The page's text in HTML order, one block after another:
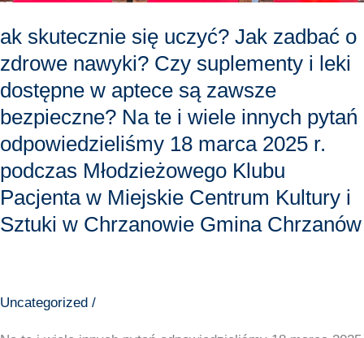
ak skutecznie się uczyć? Jak zadbać o
zdrowe nawyki? Czy suplementy i leki
dostępne w aptece są zawsze
bezpieczne? Na te i wiele innych pytań
odpowiedzieliśmy 18 marca 2025 r.
podczas Młodzieżowego Klubu
Pacjenta w Miejskie Centrum Kultury i
Sztuki w Chrzanowie Gmina Chrzanów
Uncategorized /
suplementy
leki
dostępne
w
aptece
są
zawsze
bezpieczne?
te
innych